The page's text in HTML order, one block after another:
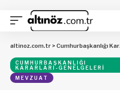
altinoz.com.tr > Cumhurbaşkanlığı Kararları-Genelgeleri
CUMHURBAŞKANLIĞI
KARARLARI-GENELGELERI
MEVZUAT